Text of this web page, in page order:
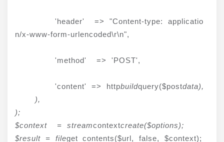
n/x-www-form-urlencoded\r\n",
        'method'  => 'POST',
        'content' => http
buildquery($postdata),
);
$context  = streamcontextcreate($options);
$result = fileget_contents($url, false, $context);